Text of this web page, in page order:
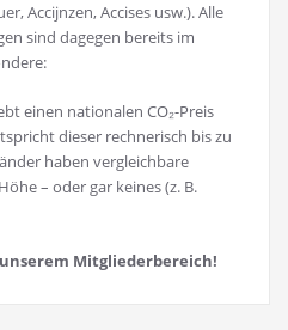
Accijnzen, Accises usw.). Alle
sind dagegen bereits im
einen nationalen CO₂-Preis
dieser rechnerisch bis zu
haben vergleichbare
– oder gar keines (z. B.
Mitgliederbereich!